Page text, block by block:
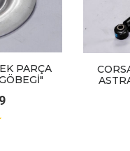
PARÇA